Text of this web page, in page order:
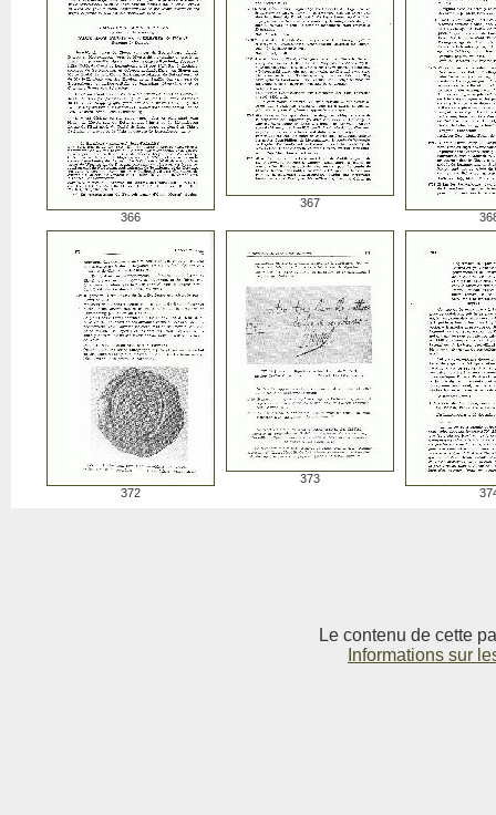
366
367
372
373
Le contenu de cette
Informations sur